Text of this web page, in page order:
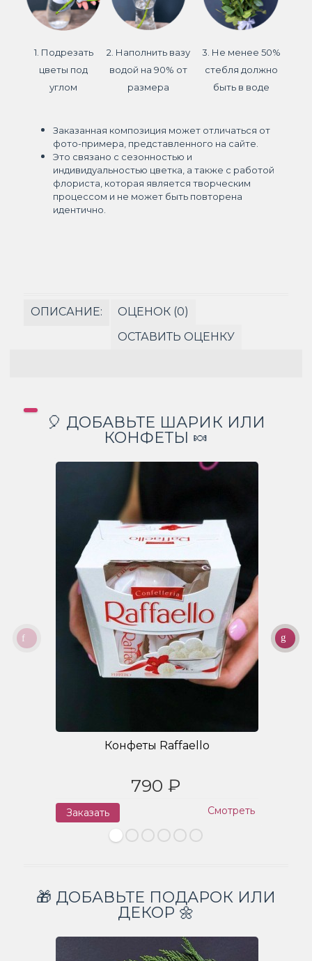
1. Подрезать
цветы под
углом
2. Наполнить вазу
водой на 90% от
размера
3. Не менее 50%
стебля должно
быть в воде
Заказанная композиция может отличаться от
фото-примера, представленного на сайте.
Это связано с сезонностью и
индивидуальностью цветка, а также с работой
флориста, которая является творческим
процессом и не может быть повторена
идентично.
ОПИСАНИЕ:
ОЦЕНОК (0)
ОСТАВИТЬ ОЦЕНКУ
🎈 ДОБАВЬТЕ ШАРИК ИЛИ
КОНФЕТЫ 🍬
Конфеты Raffaello
790 ₽
Заказать Смотреть
🎁 ДОБАВЬТЕ ПОДАРОК ИЛИ
ДЕКОР 🌼